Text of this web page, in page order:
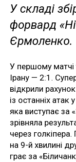
У складі
форвард
Єрмоленко.
У першому матчі
Ірану — 2:1.
відкрили
із останніх
яка виступає за
зрівняла
через
на 9-й хвилині
грає за